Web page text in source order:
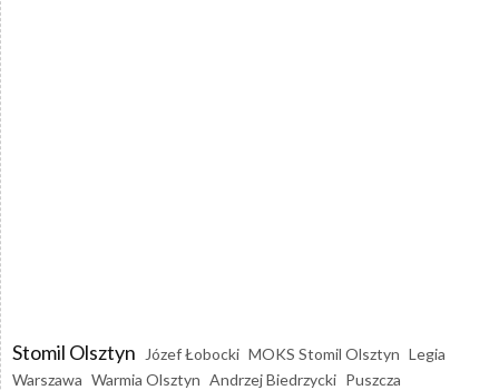
Stomil Olsztyn Józef Łobocki MOKS Stomil Olsztyn Legia
Warszawa Warmia Olsztyn Andrzej Biedrzycki Puszcza